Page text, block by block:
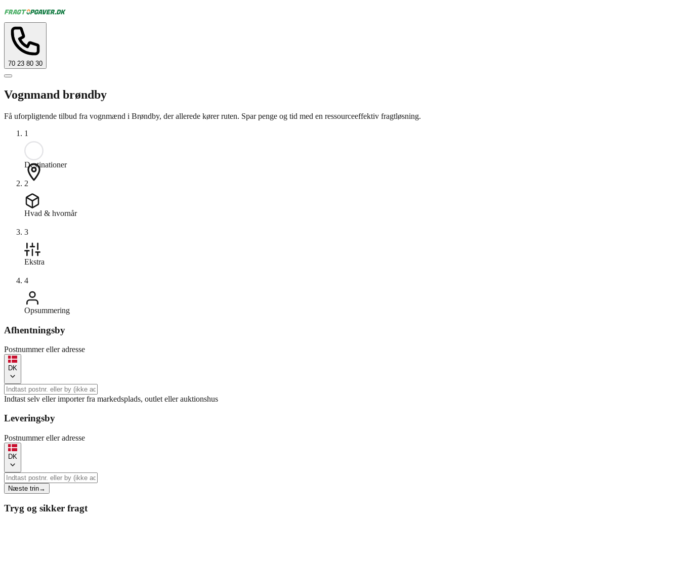
70 23 80 30
Vognmand brøndby
Få uforpligtende tilbud fra vognmænd i Brøndby, der allerede kører ruten. Spar penge og tid med en ressourceeffektiv fragtløsning.
1
Destinationer
2
Hvad & hvornår
3
Ekstra
4
Opsummering
Afhentningsby
Postnummer eller adresse
DK
Indtast selv eller importer fra markedsplads, outlet eller auktionshus
Leveringsby
Postnummer eller adresse
DK
Næste trin→
Tryg og sikker fragt